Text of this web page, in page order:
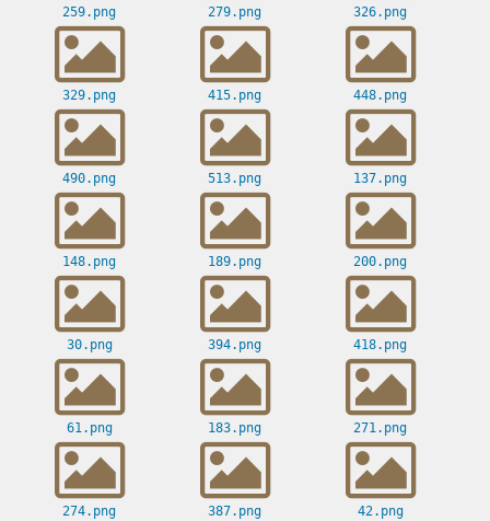
259.png 279.png 326.png
329.png 415.png 448.png
490.png 513.png 137.png
148.png 189.png 200.png
30.png 394.png 418.png
61.png 183.png 271.png
274.png 387.png 42.png